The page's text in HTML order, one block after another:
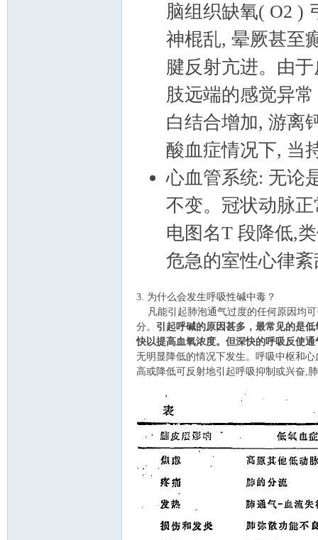
脑组织缺氧( O2 )
神棍乱, 晕厥甚至
腱反射亢进。由
肢远端的感觉异
白结合增加, 游离
酸血症情况下, 当
心血管系统: 无论
不变。冠状动脉
电图名T 段降低,
危急的室性心律
3. 为什么会发生呼吸性碱中毒？
凡能引起肺泡通气过度的任何原因均
分。 引起呼碱的原因甚多，最常见的是
快以提高血氧浓度。但深快的呼吸反使
无明显降低的情况下发生。呼吸中枢和
高或降低可反射地引起呼吸抑制或兴奋,